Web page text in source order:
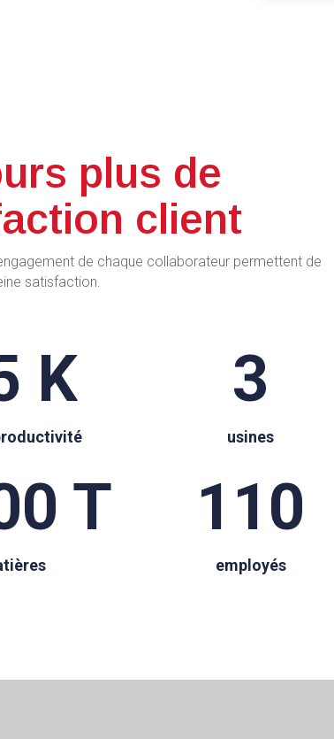
plus de
client
de chaque collaborateur permettent de
satisfaction.
K
T
3
usines
110
employés